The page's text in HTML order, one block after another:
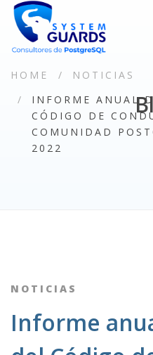
HOME
NOTICIAS
INFORME ANUAL
CÓDIGO DE
COMUNIDAD
2022
NOTICIAS
Informe